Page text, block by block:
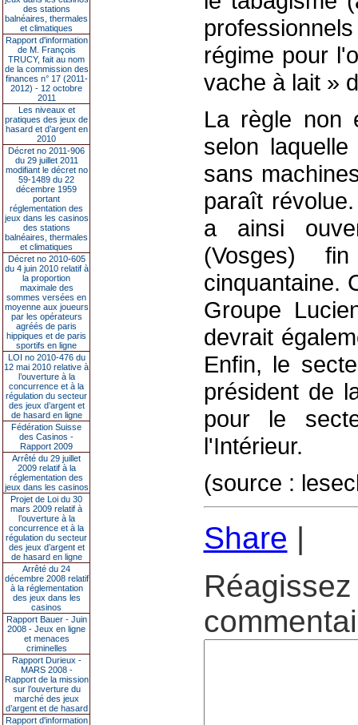
des stations
balnéaires, thermales
et climatiques
Rapport d'information
de M. François
TRUCY, fait au nom
de la commission des
finances n° 17 (2011-
2012) - 12 octobre
2011
Les niveaux et
pratiques des jeux de
hasard et d’argent en
2010
Décret no 2011-906
du 29 juillet 2011
modifiant le décret no
59-1489 du 22
décembre 1959
portant
réglementation des
jeux dans les casinos
des stations
balnéaires, thermales
et climatiques
Décret no 2010-605
du 4 juin 2010 relatif à
la proportion
maximale des
sommes versées en
moyenne aux joueurs
par les opérateurs
agréés de paris
hippiques et de paris
sportifs en ligne
LOI no 2010-476 du
12 mai 2010 relative à
l’ouverture à la
concurrence et à la
régulation du secteur
des jeux d’argent et
de hasard en ligne
Fédération Suisse
des Casinos -
Rapport 2009
Arrêté du 29 juillet
2009 relatif à la
réglementation des
jeux dans les casinos
Projet de Loi du 30
mars 2009 relatif à
l’ouverture à la
concurrence et à la
régulation du secteur
des jeux d’argent et
de hasard en ligne
Arrêté du 24
décembre 2008 relatif
à la réglementation
des jeux dans les
casinos
Rapport Bauer - Juin
2008 - Jeux en ligne
et menaces
criminelles
Rapport Durieux -
MARS 2008 -
Rapport de la mission
sur l’ouverture du
marché des jeux
d’argent et de hasard
Rapport d'information
régime pour
vache à lait »
La règle non
selon
sans
paraît
a ainsi
(Vosges)
cinquantaine.
Groupe
devrait
Enfin, le
président de
pour le
l'Intérieur.
(source :
Share |